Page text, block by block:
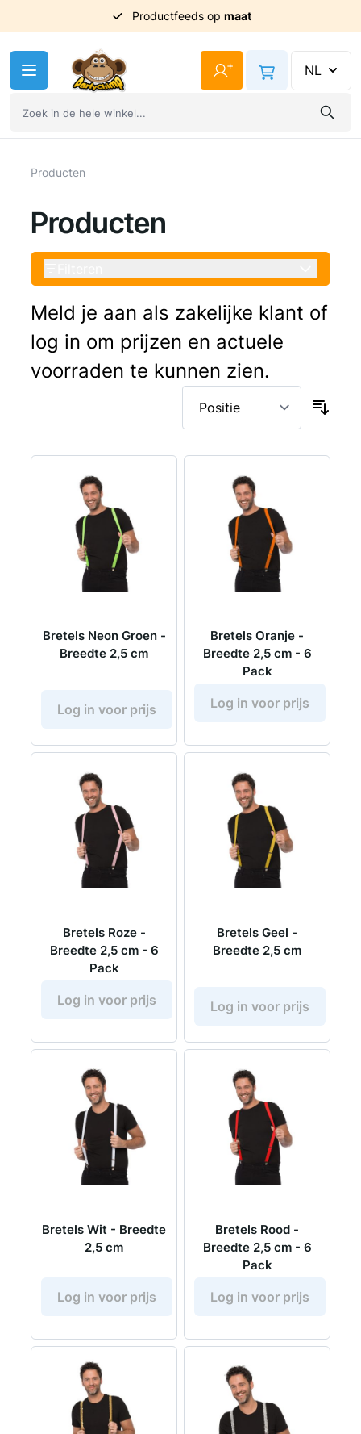
Productfeeds op maat
Uitvoorraadgeleverd
+ NL
Producten
Producten
Meld je aan als zakelijke klant of
log in om prijzen en actuele
voorraden te kunnen zien.
Bretels Neon Groen -
Breedte 2,5 cm
Log in voor prijs
Bretels Oranje -
Breedte 2,5 cm - 6
Pack
Log in voor prijs
Bretels Roze -
Breedte 2,5 cm - 6
Pack
Log in voor prijs
Bretels Geel -
Breedte 2,5 cm
Log in voor prijs
Bretels Wit - Breedte
2,5 cm
Log in voor prijs
Bretels Rood -
Breedte 2,5 cm - 6
Pack
Log in voor prijs